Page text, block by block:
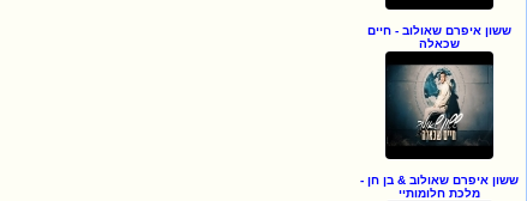
ששון איפרם שאולוב - חיים
שכאלה
ששון איפרם שאולוב & בן חן -
מלכת חלומותיי